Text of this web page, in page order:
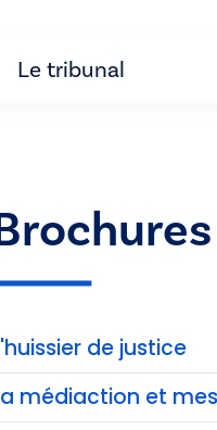
Le tribunal
de justice
médiaction et